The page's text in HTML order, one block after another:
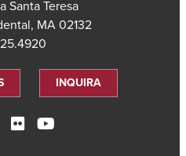
Santa Teresa
MA 02132
INQUIRA